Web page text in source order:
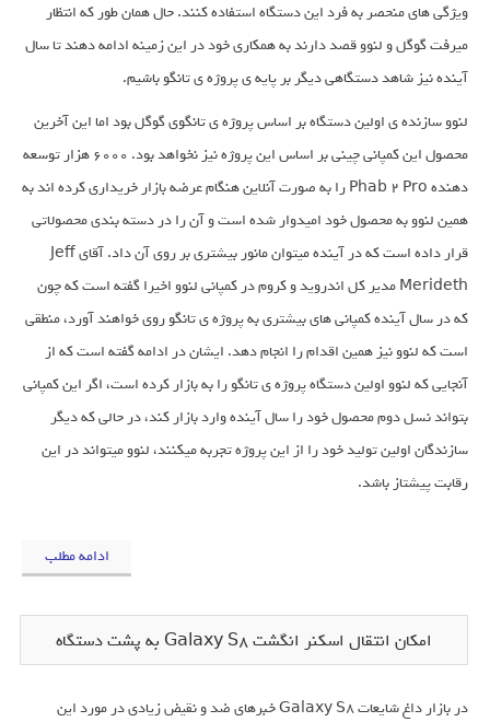
ویژگی های منحصر به فرد این دستگاه استفاده کنند. حال همان طور که انتظار
میرفت گوگل و لنوو قصد دارند به همکاری خود در این زمینه ادامه دهند تا سال
آینده نیز شاهد دستگاهی دیگر بر پایه ی پروژه ی تانگو باشیم.
لنوو سازنده ی اولین دستگاه بر اساس پروژه ی تانگوی گوگل بود اما این آخرین
محصول این کمپانی چینی بر اساس این پروژه نیز نخواهد بود. ۶۰۰۰ هزار توسعه
دهنده Phab 2 Pro را به صورت آنلاین هنگام عرضه بازار خریداری کرده اند به
همین لنوو به محصول خود امیدوار شده است و آن را در دسته بندی محصولاتی
قرار داده است که در آینده میتوان مانور بیشتری بر روی آن داد. آقای Jeff
Merideth مدیر کل اندروید و کروم در کمپانی لنوو اخیرا گفته است که چون
که در سال آینده کمپانی های بیشتری به پروژه ی تانگو روی خواهند آورد، منطقی
است که لنوو نیز همین اقدام را انجام دهد. ایشان در ادامه گفته است که از
آنجایی که لنوو اولین دستگاه پروژه ی تانگو را به بازار کرده است، اگر این کمپانی
بتواند نسل دوم محصول خود را سال آینده وارد بازار کند، در حالی که دیگر
سازندگان اولین تولید خود را از این پروژه تجربه میکنند، لنوو میتواند در این
رقابت پیشتاز باشد.
ادامه مطلب
امکان انتقال اسکنر انگشت Galaxy S8 به پشت دستگاه
در بازار داغ شایعات Galaxy S8 خبرهای ضد و نقیض زیادی در مورد این